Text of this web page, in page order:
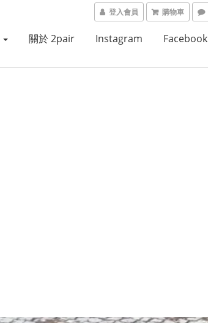
登入會員 購物車
關於 2pair Instagram Facebook